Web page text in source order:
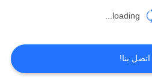
loading...
اتصل بنا!